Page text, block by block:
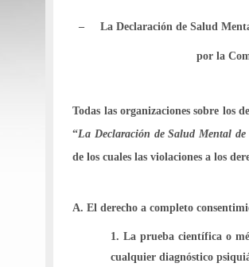
– La Declaración de Salud
por la
Todas las organizaciones sobre los
“La Declaración de Salud Mental de
de los cuales las violaciones a los
A. El derecho a completo
1. La prueba científica o
cualquier diagnóstico